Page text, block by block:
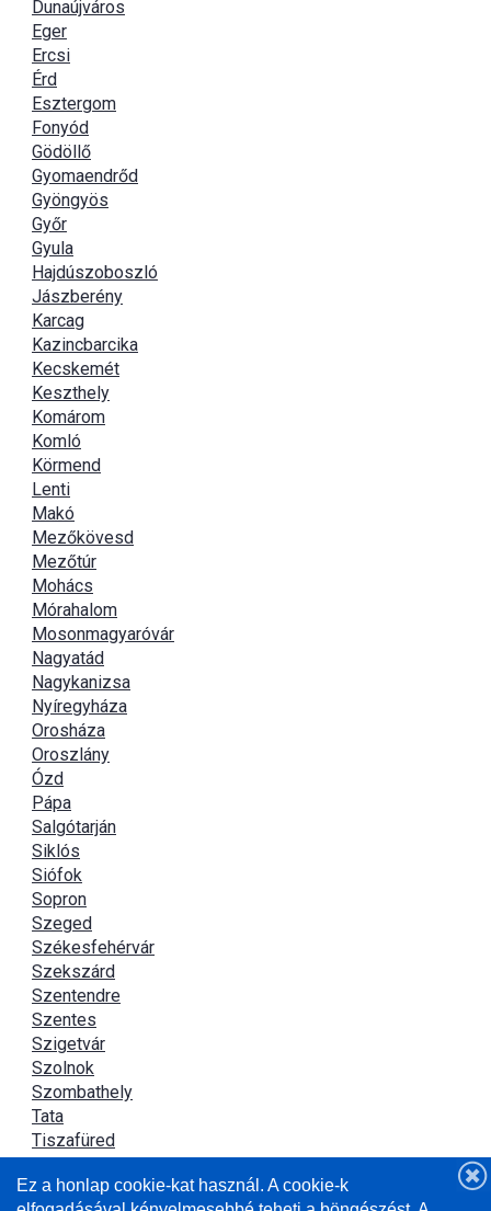
Dunaújváros
Eger
Ercsi
Érd
Esztergom
Fonyód
Gödöllő
Gyomaendrőd
Gyöngyös
Győr
Gyula
Hajdúszoboszló
Jászberény
Karcag
Kazincbarcika
Kecskemét
Keszthely
Komárom
Komló
Körmend
Lenti
Makó
Mezőkövesd
Mezőtúr
Mohács
Mórahalom
Mosonmagyaróvár
Nagyatád
Nagykanizsa
Nyíregyháza
Orosháza
Oroszlány
Ózd
Pápa
Salgótarján
Siklós
Siófok
Sopron
Szeged
Székesfehérvár
Szekszárd
Szentendre
Szentes
Szigetvár
Szolnok
Szombathely
Tata
Tiszafüred
Újszász
Ez a honlap cookie-kat használ. A cookie-k